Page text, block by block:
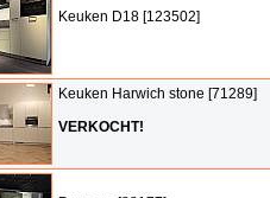
Keuken D18 [123502]
Keuken Harwich stone [71289]
VERKOCHT!